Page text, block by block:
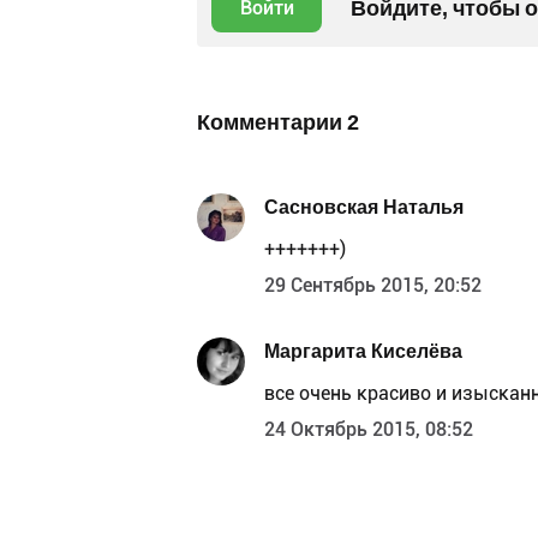
Войти Войдите, чтобы
Комментарии 2
Сасновская Наталья
+++++++)
29 Сентябрь 2015, 20:52
Маргарита Киселёва
все очень красиво и
24 Октябрь 2015, 08:52